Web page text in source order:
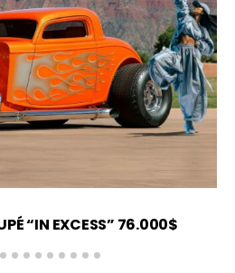
“IN EXCESS” 76.000$